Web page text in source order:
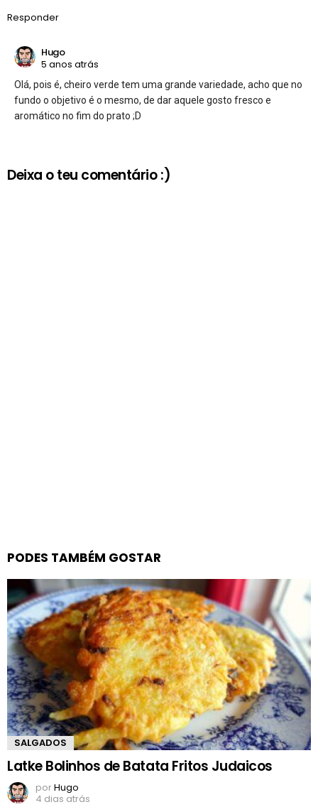
Responder
Hugo
5 anos atrás
Olá, pois é, cheiro verde tem uma grande variedade, acho que no
fundo o objetivo é o mesmo, de dar aquele gosto fresco e
aromático no fim do prato ;D
Deixa o teu comentário :)
PODES TAMBÉM GOSTAR
SALGADOS
Latke Bolinhos de Batata Fritos Judaicos
porHugo
4 dias atrás